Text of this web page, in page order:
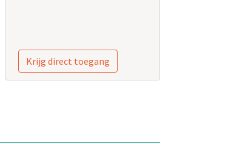
Krijg direct toegang